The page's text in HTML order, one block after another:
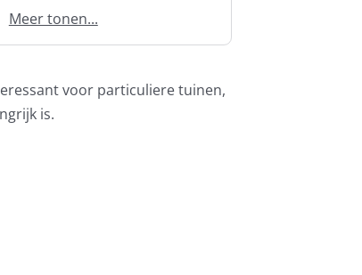
Meer tonen...
voor particuliere tuinen,
is.